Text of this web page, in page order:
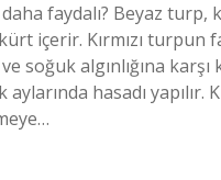
faydalı? Beyaz turp,
içerir. Kırmızı turpun
soğuk algınlığına
hasadı yapılır.